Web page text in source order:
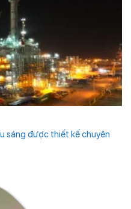
sáng được thiết kế chuyên